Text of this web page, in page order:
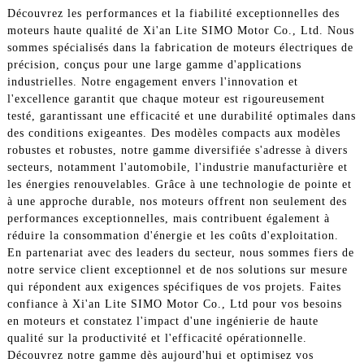
Découvrez les performances et la fiabilité exceptionnelles des
moteurs haute qualité de Xi'an Lite SIMO Motor Co., Ltd. Nous
sommes spécialisés dans la fabrication de moteurs électriques de
précision, conçus pour une large gamme d'applications
industrielles. Notre engagement envers l'innovation et
l'excellence garantit que chaque moteur est rigoureusement
testé, garantissant une efficacité et une durabilité optimales dans
des conditions exigeantes. Des modèles compacts aux modèles
robustes et robustes, notre gamme diversifiée s'adresse à divers
secteurs, notamment l'automobile, l'industrie manufacturière et
les énergies renouvelables. Grâce à une technologie de pointe et
à une approche durable, nos moteurs offrent non seulement des
performances exceptionnelles, mais contribuent également à
réduire la consommation d'énergie et les coûts d'exploitation.
En partenariat avec des leaders du secteur, nous sommes fiers de
notre service client exceptionnel et de nos solutions sur mesure
qui répondent aux exigences spécifiques de vos projets. Faites
confiance à Xi'an Lite SIMO Motor Co., Ltd pour vos besoins
en moteurs et constatez l'impact d'une ingénierie de haute
qualité sur la productivité et l'efficacité opérationnelle.
Découvrez notre gamme dès aujourd'hui et optimisez vos